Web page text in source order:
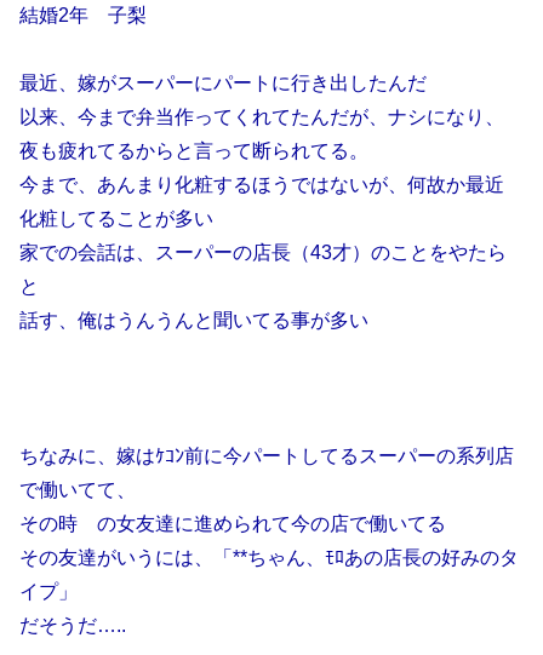
結婚2年 子梨
最近、嫁がスーパーにパートに行き出したんだ
以来、今まで弁当作ってくれてたんだが、ナシになり、
夜も疲れてるからと言って断られてる。
今まで、あんまり化粧するほうではないが、何故か最近
化粧してることが多い
家での会話は、スーパーの店長（43才）のことをやたら
と
話す、俺はうんうんと聞いてる事が多い
ちなみに、嫁はｹｺﾝ前に今パートしてるスーパーの系列店
で働いてて、
その時 の女友達に進められて今の店で働いてる
その友達がいうには、「**ちゃん、ﾓﾛあの店長の好みのタ
イプ」
だそうだ…..